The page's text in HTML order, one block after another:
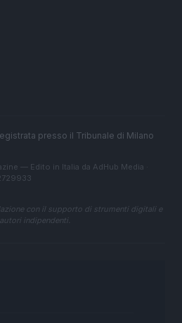
presso il Tribunale di Milano
— Edito in Italia da AdHub Media
con il supporto di strumenti digitali e
indipendenti.